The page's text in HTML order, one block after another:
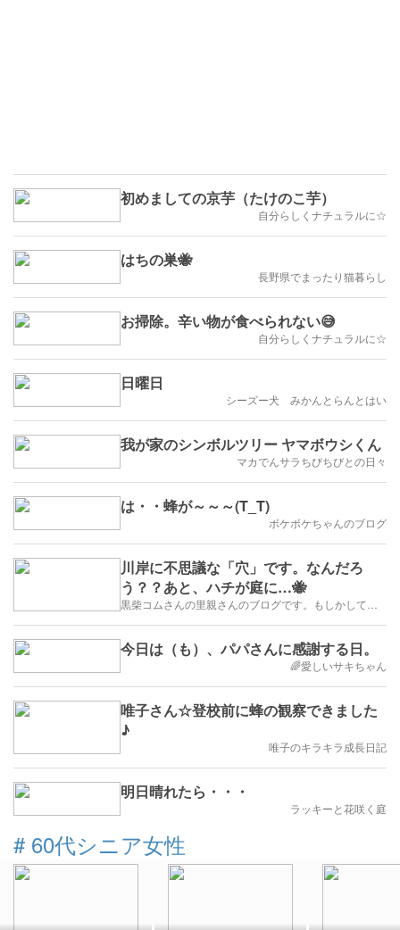
初めましての京芋（たけのこ芋）
自分らしくナチュラルに☆
はちの巣🐝
長野県でまったり猫暮らし
お掃除。辛い物が食べられない😅
自分らしくナチュラルに☆
日曜日
シーズー犬 みかんとらんとはい
我が家のシンボルツリー ヤマボウシくん
マカでんサラちびちびとの日々
は・・蜂が～～～(T_T)
ボケボケちゃんのブログ
川岸に不思議な「穴」です。なんだろ
う？？あと、ハチが庭に…🐝
今日は（も）、パパさんに感謝する日。
🌈愛しいサキちゃん
唯子さん☆登校前に蜂の観察できました
♪
唯子のキラキラ成長日記
明日晴れたら・・・
ラッキーと花咲く庭
# 60代シニア女性